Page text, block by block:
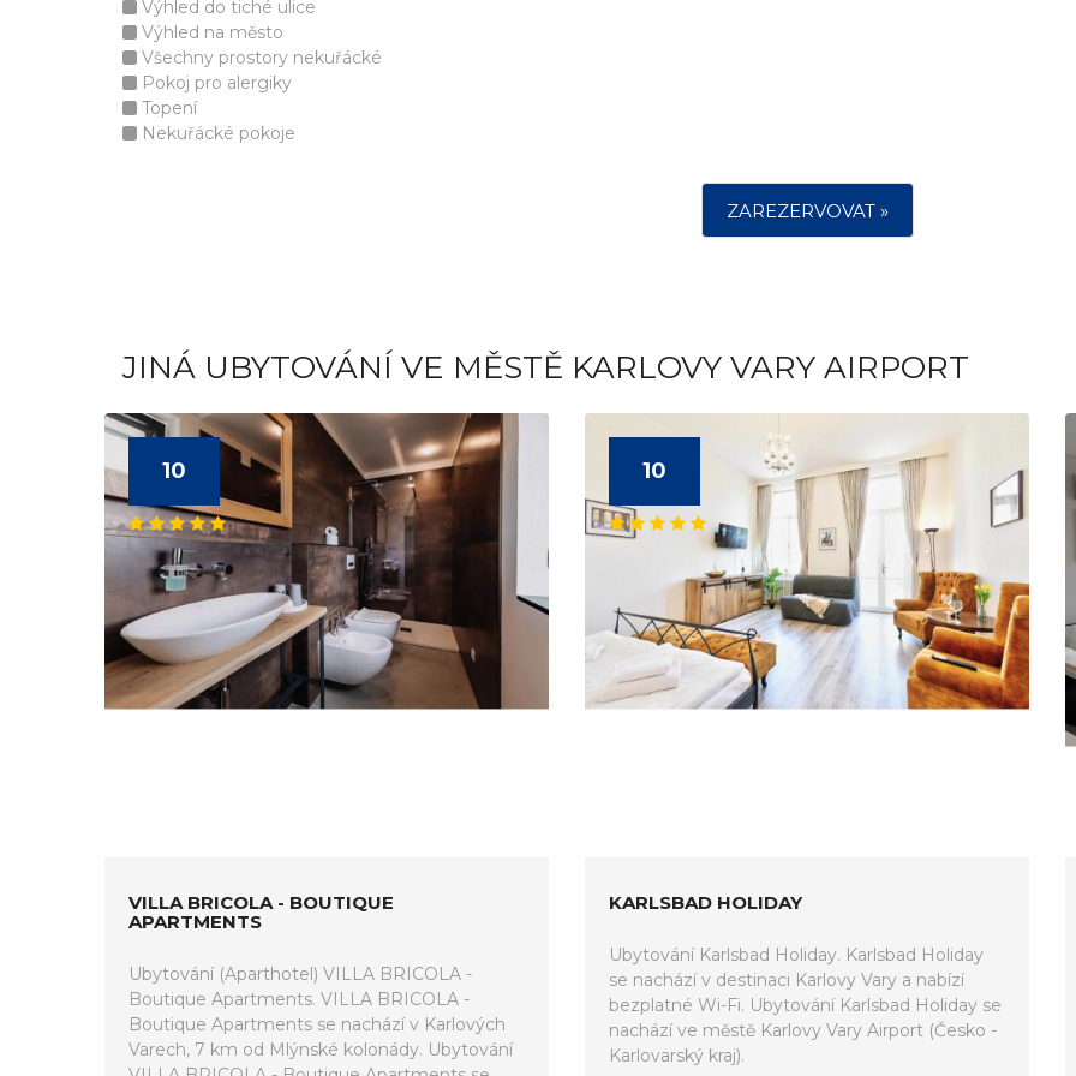
Výhled do tiché ulice
Výhled na město
Všechny prostory nekuřácké
Pokoj pro alergiky
Topení
Nekuřácké pokoje
ZAREZERVOVAT »
JINÁ UBYTOVÁNÍ VE MĚSTĚ KARLOVY VARY AIRPORT
10
VILLA BRICOLA - BOUTIQUE
APARTMENTS
Ubytování (Aparthotel) VILLA BRICOLA -
Boutique Apartments. VILLA BRICOLA -
Boutique Apartments se nachází v Karlových
Varech, 7 km od Mlýnské kolonády. Ubytování
10
KARLSBAD HOLIDAY
Ubytování Karlsbad Holiday. Karlsbad Holiday
se nachází v destinaci Karlovy Vary a nabízí
bezplatné Wi-Fi. Ubytování Karlsbad Holiday se
nachází ve městě Karlovy Vary Airport (Česko -
Karlovarský kraj).